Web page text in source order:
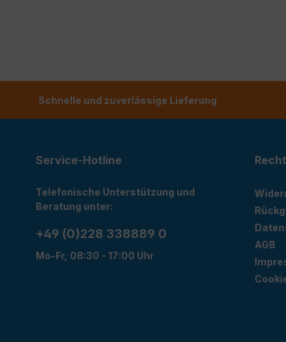
Schnelle und zuverlässige Lieferung
Service-Hotline
Telefonische Unterstützung und
Beratung unter:
+49 (0)228 338889 0
Mo-Fr, 08:30 - 17:00 Uhr
AGB